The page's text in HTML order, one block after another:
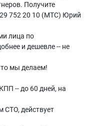
Получите
752 20 10 (МТС) Юрий
лица по
и дешевле -- не
мы делаем!
-- до 60 дней, на
СТО, действует